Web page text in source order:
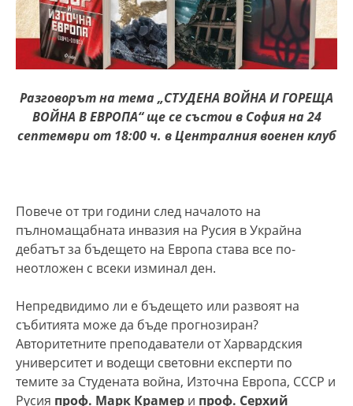
Разговорът на тема „СТУДЕНА ВОЙНА И ГОРЕЩА
ВОЙНА В ЕВРОПА“ ще се състои в София на 24
септември от 18:00 ч. в Централния военен клуб
Повече от три години след началото на
пълномащабната инвазия на Русия в Украйна
дебатът за бъдещето на Европа става все по-
неотложен с всеки изминал ден.
Непредвидимо ли е бъдещето или развоят на
събитията може да бъде прогнозиран?
Авторитетните преподаватели от Харвардския
университет и водещи световни експерти по
темите за Студената война, Източна Европа, СССР и
Русия проф. Марк Крамер и проф. Серхий